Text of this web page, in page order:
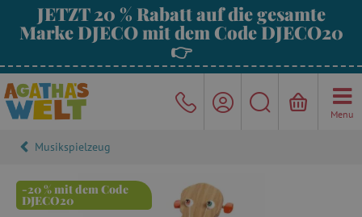
JETZT 20 % Rabatt auf die gesamte
Marke DJECO mit dem Code DJECO20
👉
Menu
Musikspielzeug
-20 % mit dem Code
DJECO20